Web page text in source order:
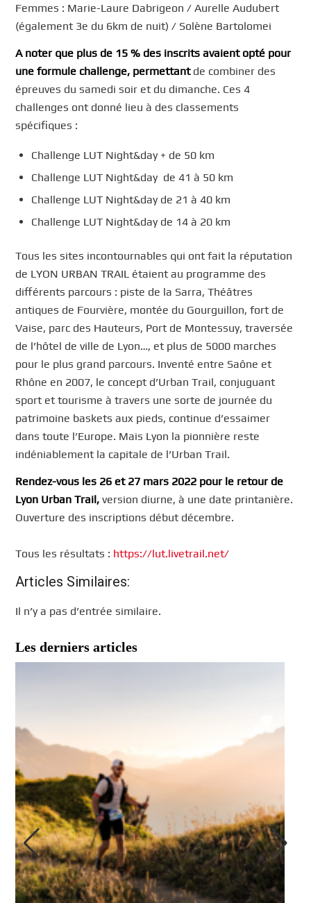
Femmes : Marie-Laure Dabrigeon / Aurelle Audubert
(également 3e du 6km de nuit) / Solène Bartolomei
A noter que plus de 15 % des inscrits avaient opté pour
une formule challenge, permettantde combiner des
épreuves du samedi soir et du dimanche. Ces 4
challenges ont donné lieu à des classements
spécifiques :
Challenge LUT Night&day + de 50 km
Challenge LUT Night&day de 41 à 50 km
Challenge LUT Night&day de 21 à 40 km
Challenge LUT Night&day de 14 à 20 km
Tous les sites incontournables qui ont fait la réputation
de LYON URBAN TRAIL étaient au programme des
différents parcours : piste de la Sarra, Théâtres
antiques de Fourvière, montée du Gourguillon, fort de
Vaise, parc des Hauteurs, Port de Montessuy, traversée
de l’hôtel de ville de Lyon…, et plus de 5000 marches
pour le plus grand parcours. Inventé entre Saône et
Rhône en 2007, le concept d’Urban Trail, conjuguant
sport et tourisme à travers une sorte de journée du
patrimoine baskets aux pieds, continue d’essaimer
dans toute l’Europe. Mais Lyon la pionnière reste
indéniablement la capitale de l’Urban Trail.
Rendez-vous les 26 et 27 mars 2022 pour le retour de
Lyon Urban Trail, version diurne, à une date printanière.
Ouverture des inscriptions début décembre.
Tous les résultats : https://lut.livetrail.net/
Articles Similaires:
Il n’y a pas d’entrée similaire.
Les derniers articles